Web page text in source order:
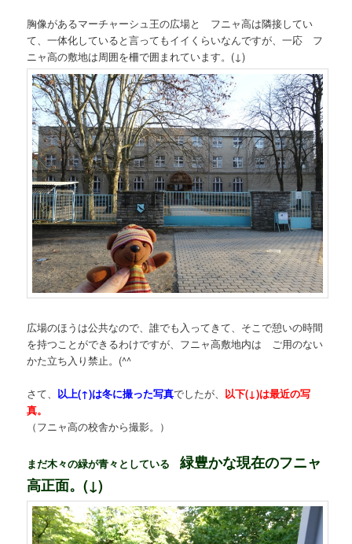
胸像があるマーチャーシュ王の広場と フニャ高は隣接してい
て、一体化していると言ってもイイくらいなんですが、一応 フ
ニャ高の敷地は周囲を柵で囲まれています。(↓)
広場のほうは公共なので、誰でも入ってきて、そこで憩いの時間
を持つことができるわけですが、フニャ高敷地内は ご用のない
かた立ち入り禁止。(^^ゞ
さて、 以上(↑)は冬に撮った写真でしたが、 以下(↓)は最近の写
真。
（フニャ高の校舎から撮影。）
まだ木々の緑が青々としている緑豊かな現在のフニャ
高正面。(↓)